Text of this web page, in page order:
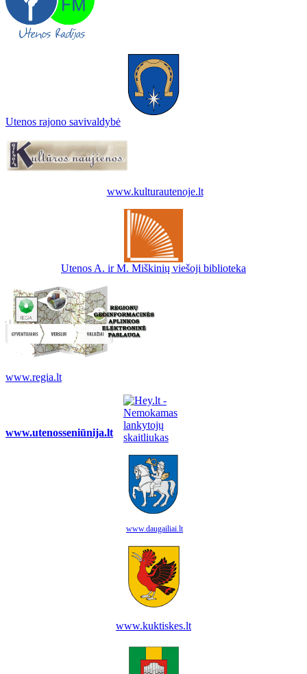
Utenos rajono savivaldybė
www.kulturautenoje.lt
Utenos A. ir M. Miškinių viešoji biblioteka
www.regia.lt
www.utenosseniūnija.lt
www.daugailiai.lt
www.kuktiskes.lt